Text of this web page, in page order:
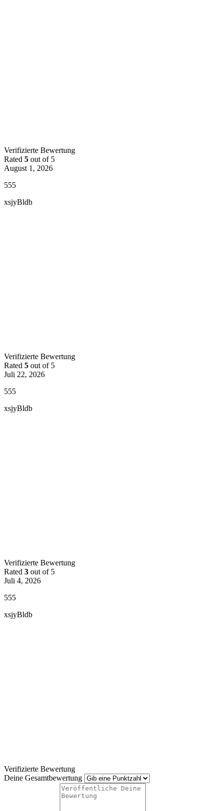
Verifizierte Bewertung
Rated 5 out of 5
August 1, 2026
555
xsjyBldb
Verifizierte Bewertung
Rated 5 out of 5
Juli 22, 2026
555
xsjyBldb
Verifizierte Bewertung
Rated 3 out of 5
Juli 4, 2026
555
xsjyBldb
Verifizierte Bewertung
Deine Gesamtbewertung